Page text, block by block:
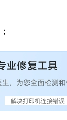
；